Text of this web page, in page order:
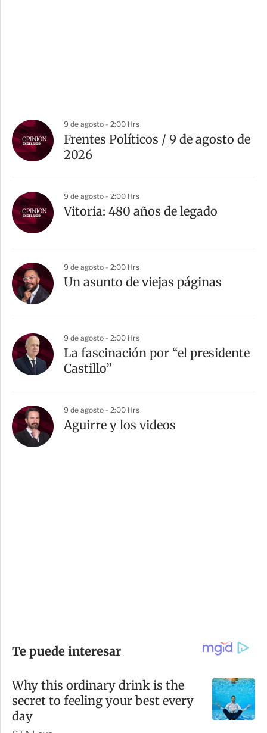
9 de agosto - 2:00 Hrs
Frentes Políticos / 9 de agosto de
2026
9 de agosto - 2:00 Hrs
Vitoria: 480 años de legado
9 de agosto - 2:00 Hrs
Un asunto de viejas páginas
9 de agosto - 2:00 Hrs
La fascinación por “el presidente
Castillo”
9 de agosto - 2:00 Hrs
Aguirre y los videos